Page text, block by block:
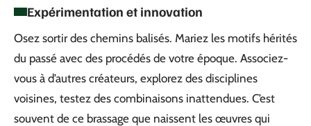
Expérimentation et innovation
Osez sortir des chemins balisés. Mariez les motifs hérités
du passé avec des procédés de votre époque. Associez-
vous à d’autres créateurs, explorez des disciplines
voisines, testez des combinaisons inattendues. C’est
souvent de ce brassage que naissent les œuvres qui